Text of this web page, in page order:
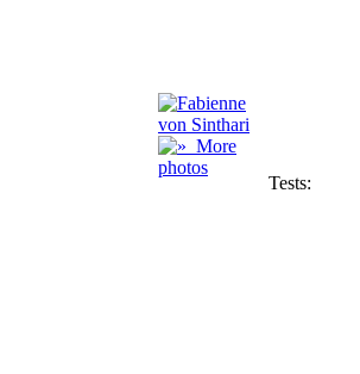
More
photos
Tests: